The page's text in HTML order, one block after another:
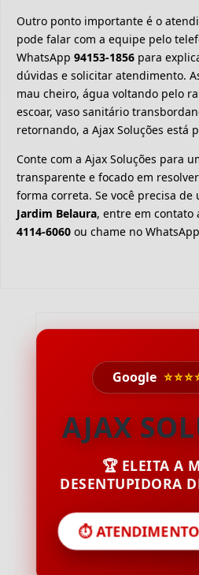
Outro ponto importante é o
pode falar com a equipe pelo
WhatsApp 94153-1856 para
dúvidas e solicitar atendimento.
mau cheiro, água voltando pelo
escoar, vaso sanitário
retornando, a Ajax Soluções está
Conte com a Ajax Soluções para
transparente e focado em
forma correta. Se você precisa de
Jardim Belaura, entre em contato
4114-6060 ou chame no WhatsApp
Google
AJAX
🏆 ELEITA A
DESENTUPIDORA
⏱️